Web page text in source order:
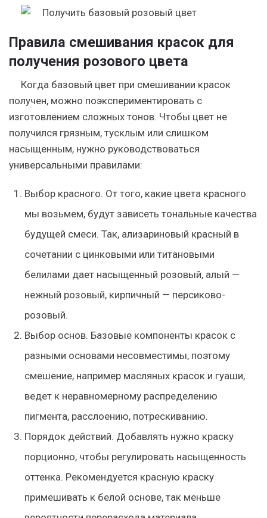
Правила смешивания красок для
получения розового цвета
Когда базовый цвет при смешивании красок
получен, можно поэкспериментировать с
изготовлением сложных тонов. Чтобы цвет не
получился грязным, тусклым или слишком
насыщенным, нужно руководствоваться
универсальными правилами:
Выбор красного. От того, какие цвета красного
мы возьмем, будут зависеть тональные качества
будущей смеси. Так, ализариновый красный в
сочетании с цинковыми или титановыми
белилами дает насыщенный розовый, алый —
нежный розовый, кирпичный — персиково-
розовый.
Выбор основ. Базовые компоненты красок с
разными основами несовместимы, поэтому
смешение, например масляных красок и гуаши,
ведет к неравномерному распределению
пигмента, расслоению, потрескиванию.
Порядок действий. Добавлять нужно краску
порционно, чтобы регулировать насыщенность
оттенка. Рекомендуется красную краску
примешивать к белой основе, так меньше